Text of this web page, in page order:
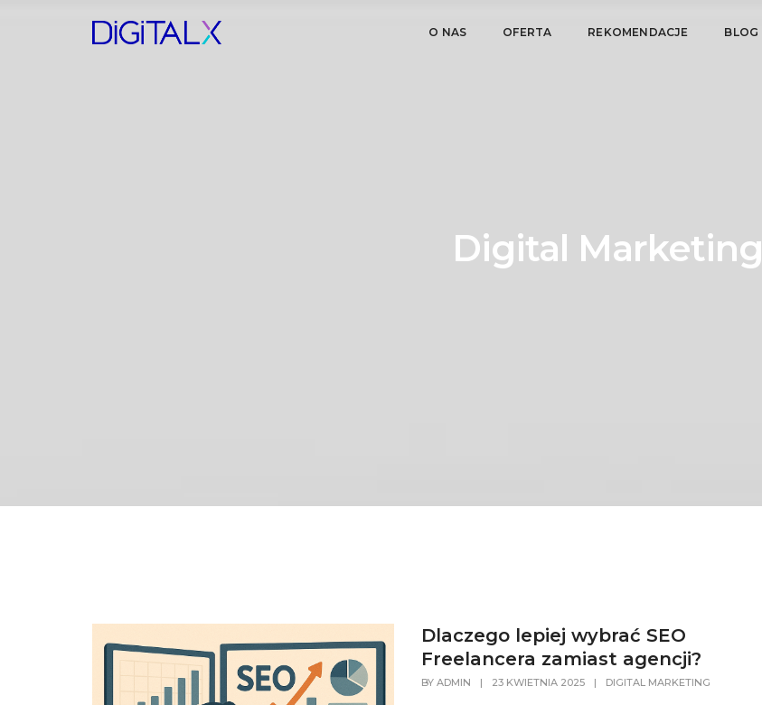
O NAS OFERTA REKOMENDACJE BLOG
Digital Marketing
Dlaczego lepiej wybrać SEO
Freelancera zamiast agencji?
BYADMIN | 23 KWIETNIA 2025 | DIGITAL MARKETING